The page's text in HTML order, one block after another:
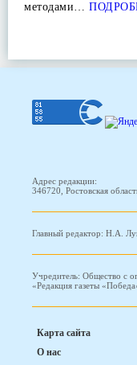
методами…
Адрес редакции:
346720, Ростовская
Главный редактор: Н.А.
Учредитель: Общество с
«Редакция газеты
Карта сайта
О нас